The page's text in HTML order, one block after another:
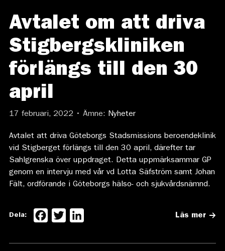
Avtalet om att driva
Stigbergskliniken
förlängs till den 30
april
17 februari, 2022 • Ämne: Nyheter
Avtalet att driva Göteborgs Stadsmissions beroendeklinik
vid Stigberget förlängs till den 30 april, därefter tar
Sahlgrenska över uppdraget. Detta uppmärksammar GP
genom en intervju med vår vd Lotta Säfström samt Johan
Fält, ordförande i Göteborgs hälso- och sjukvårdsnämnd.
Läs mer
Dela: Facebook
Twitter